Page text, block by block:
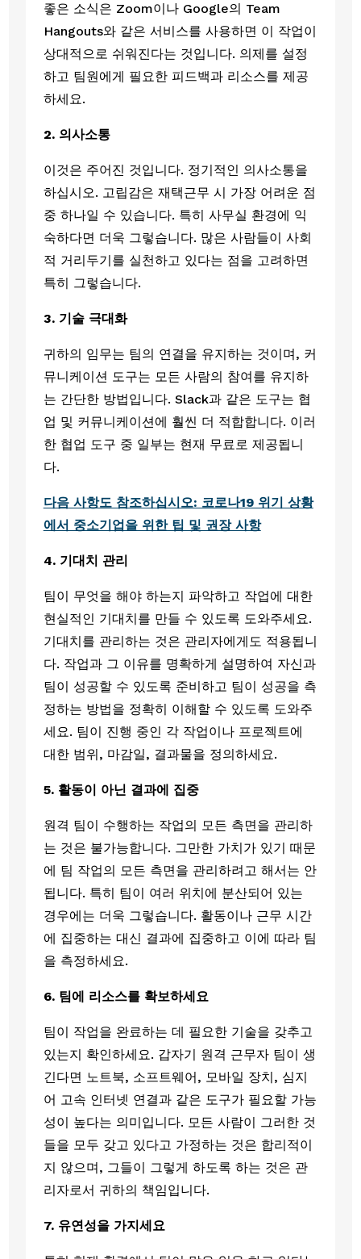
좋은 소식은 Zoom이나 Google의 Team
Hangouts와 같은 서비스를 사용하면 이 작업이
상대적으로 쉬워진다는 것입니다. 의제를 설정
하고 팀원에게 필요한 피드백과 리소스를 제공
하세요.
2. 의사소통
이것은 주어진 것입니다. 정기적인 의사소통을
하십시오. 고립감은 재택근무 시 가장 어려운 점
중 하나일 수 있습니다. 특히 사무실 환경에 익
숙하다면 더욱 그렇습니다. 많은 사람들이 사회
적 거리두기를 실천하고 있다는 점을 고려하면
특히 그렇습니다.
3. 기술 극대화
귀하의 임무는 팀의 연결을 유지하는 것이며, 커
뮤니케이션 도구는 모든 사람의 참여를 유지하
는 간단한 방법입니다. Slack과 같은 도구는 협
업 및 커뮤니케이션에 훨씬 더 적합합니다. 이러
한 협업 도구 중 일부는 현재 무료로 제공됩니
다.
다음 사항도 참조하십시오: 코로나19 위기 상황
에서 중소기업을 위한 팁 및 권장 사항
4. 기대치 관리
팀이 무엇을 해야 하는지 파악하고 작업에 대한
현실적인 기대치를 만들 수 있도록 도와주세요.
기대치를 관리하는 것은 관리자에게도 적용됩니
다. 작업과 그 이유를 명확하게 설명하여 자신과
팀이 성공할 수 있도록 준비하고 팀이 성공을 측
정하는 방법을 정확히 이해할 수 있도록 도와주
세요. 팀이 진행 중인 각 작업이나 프로젝트에
대한 범위, 마감일, 결과물을 정의하세요.
5. 활동이 아닌 결과에 집중
원격 팀이 수행하는 작업의 모든 측면을 관리하
는 것은 불가능합니다. 그만한 가치가 있기 때문
에 팀 작업의 모든 측면을 관리하려고 해서는 안
됩니다. 특히 팀이 여러 위치에 분산되어 있는
경우에는 더욱 그렇습니다. 활동이나 근무 시간
에 집중하는 대신 결과에 집중하고 이에 따라 팀
을 측정하세요.
6. 팀에 리소스를 확보하세요
팀이 작업을 완료하는 데 필요한 기술을 갖추고
있는지 확인하세요. 갑자기 원격 근무자 팀이 생
긴다면 노트북, 소프트웨어, 모바일 장치, 심지
어 고속 인터넷 연결과 같은 도구가 필요할 가능
성이 높다는 의미입니다. 모든 사람이 그러한 것
들을 모두 갖고 있다고 가정하는 것은 합리적이
지 않으며, 그들이 그렇게 하도록 하는 것은 관
리자로서 귀하의 책임입니다.
7. 유연성을 가지세요